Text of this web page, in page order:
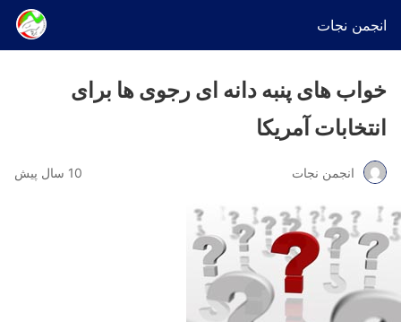
انجمن نجات
خواب های پنبه دانه ای رجوی ها برای
انتخابات آمریکا
انجمن نجات 10 سال پیش